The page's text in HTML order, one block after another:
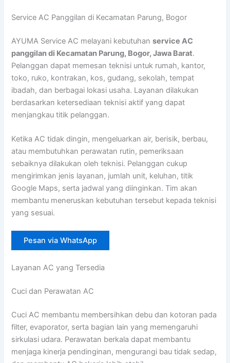
Service AC Panggilan di Kecamatan Parung, Bogor
AYUMA Service AC melayani kebutuhanservice AC
panggilan di Kecamatan Parung, Bogor, Jawa Barat.
Pelanggan dapat memesan teknisi untuk rumah, kantor,
toko, ruko, kontrakan, kos, gudang, sekolah, tempat
ibadah, dan berbagai lokasi usaha. Layanan dilakukan
berdasarkan ketersediaan teknisi aktif yang dapat
menjangkau titik pelanggan.
Ketika AC tidak dingin, mengeluarkan air, berisik, berbau,
atau membutuhkan perawatan rutin, pemeriksaan
sebaiknya dilakukan oleh teknisi. Pelanggan cukup
mengirimkan jenis layanan, jumlah unit, keluhan, titik
Google Maps, serta jadwal yang diinginkan. Tim akan
membantu meneruskan kebutuhan tersebut kepada teknisi
yang sesuai.
Pesan via WhatsApp
Layanan AC yang Tersedia
Cuci dan Perawatan AC
Cuci AC membantu membersihkan debu dan kotoran pada
filter, evaporator, serta bagian lain yang memengaruhi
sirkulasi udara. Perawatan berkala dapat membantu
menjaga kinerja pendinginan, mengurangi bau tidak sedap,